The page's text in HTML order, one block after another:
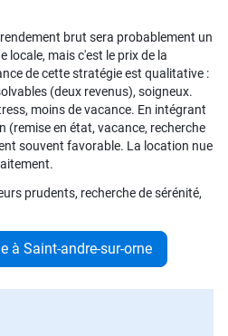
brut sera probablement un
locale, mais c'est le prix de la
de cette stratégie est qualitative :
(deux revenus), soigneux.
moins de vacance. En intégrant
(remise en état, vacance, recherche
souvent favorable. La location nue
prudents, recherche de sérénité,
à Saint-andre-sur-orne